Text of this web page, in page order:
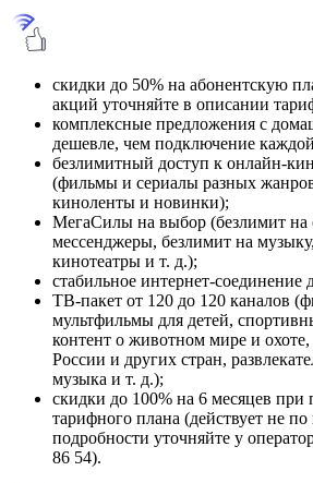
скидки до 50% на абонентскую
акций уточняйте в описании
комплексные предложения с
дешевле, чем подключение
безлимитный доступ к онлайн-
(фильмы и сериалы разных
киноленты и новинки);
МегаСилы на выбор (безлимит на
мессенджеры, безлимит на
кинотеатры и т. д.);
стабильное интернет-соединение
ТВ-пакет от 120 до 120 каналов
мультфильмы для детей,
контент о животном мире и охоте,
России и других стран,
музыка и т. д.);
скидки до 100% на 6 месяцев
тарифного плана (действует не
подробности уточняйте у
86 54).